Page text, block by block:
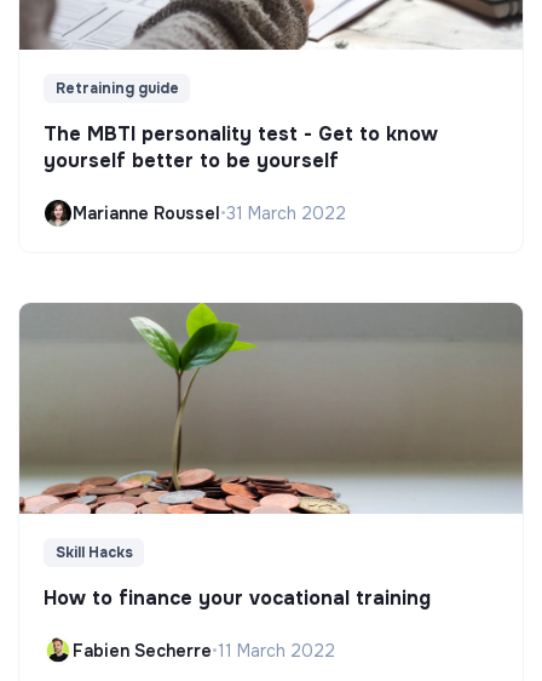
Retraining guide
The MBTI personality test - Get to know
yourself better to be yourself
Marianne Roussel•31 March 2022
Skill Hacks
How to finance your vocational training
Fabien Secherre•11 March 2022